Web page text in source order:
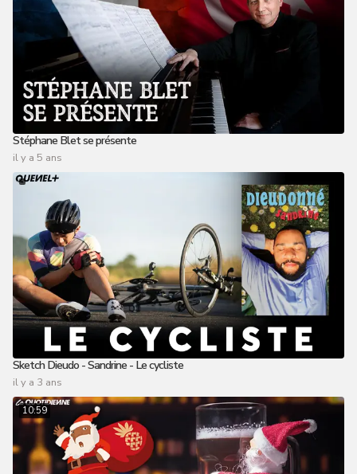
Stéphane Blet se présente
il y a 5 ans
Sketch Dieudo - Sandrine - Le cycliste
il y a 3 ans
10:59